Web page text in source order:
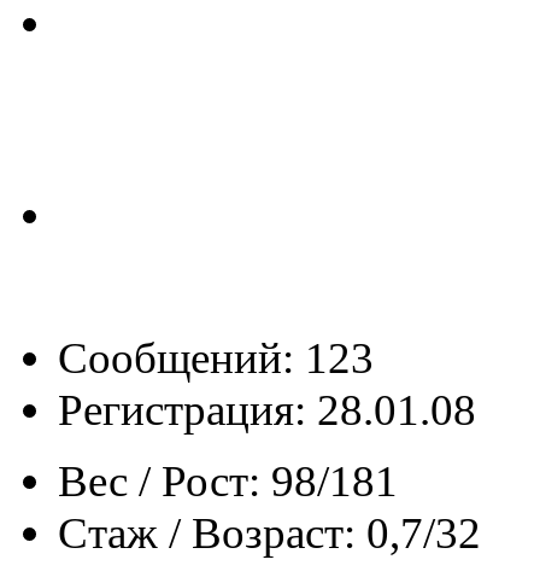
Сообщений: 123
Регистрация: 28.01.08
Вес / Рост: 98/181
Стаж / Возраст: 0,7/32